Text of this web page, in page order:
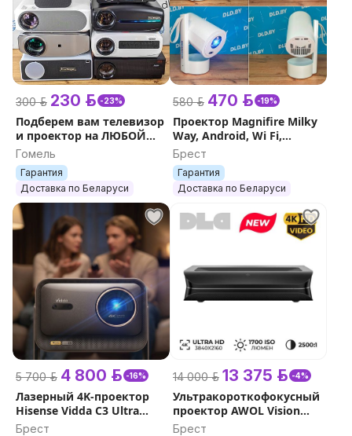
300 р. 230 р. -23%
Подберем вам телевизор
и проектор на ЛЮБОЙ
БЮДЖЕТ Alston Epson
Гомель
Гарантия
Доставка по Беларуси
580 р. 470 р. -19%
Проектор Magnifire Milky
Way, Android, Wi Fi,
Яркость 7000 люмен ,
Домашний кинотеатр
Брест
Гарантия
Доставка по Беларуси
5 700 р. 4 800 р. -16%
Лазерный 4K-проектор
Hisense Vidda C3 Ultra
High Brightness 4K HDR10+
Брест
14 000 р. 13 375 р. -4%
Ультракороткофокусный
проектор AWOL Vision
LTV-3500 Pro 4K
Брест